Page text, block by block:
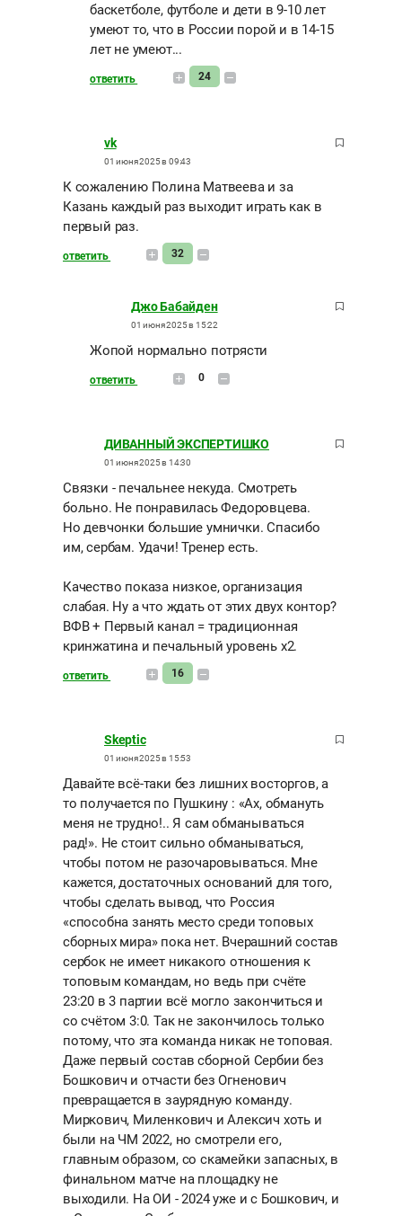
баскетболе, футболе и дети в 9-10 лет
умеют то, что в России порой и в 14-15
лет не умеют...
ответить 24
vk
01 июня 2025 в 09:43
К сожалению Полина Матвеева и за
Казань каждый раз выходит играть как в
первый раз.
ответить 32
Джо Бабайден
01 июня 2025 в 15:22
Жопой нормально потрясти
ответить 0
ДИВАННЫЙ ЭКСПЕРТИШКО
01 июня 2025 в 14:30
Связки - печальнее некуда. Смотреть
больно. Не понравилась Федоровцева.
Но девчонки большие умнички. Спасибо
им, сербам. Удачи! Тренер есть.
Качество показа низкое, организация
слабая. Ну а что ждать от этих двух контор?
ВФВ + Первый канал = традиционная
кринжатина и печальный уровень х2.
ответить 16
Skeptic
01 июня 2025 в 15:53
Давайте всё-таки без лишних восторгов, а
то получается по Пушкину : «Ах, обмануть
меня не трудно!.. Я сам обманываться
рад!». Не стоит сильно обманываться,
чтобы потом не разочаровываться. Мне
кажется, достаточных оснований для того,
чтобы сделать вывод, что Россия
«способна занять место среди топовых
сборных мира» пока нет. Вчерашний состав
сербок не имеет никакого отношения к
топовым командам, но ведь при счёте
23:20 в 3 партии всё могло закончиться и
со счётом 3:0. Так не закончилось только
потому, что эта команда никак не топовая.
Даже первый состав сборной Сербии без
Бошкович и отчасти без Огненович
превращается в заурядную команду.
Миркович, Миленкович и Алексич хоть и
были на ЧМ 2022, но смотрели его,
главным образом, со скамейки запасных, в
финальном матче на площадку не
выходили. На ОИ - 2024 уже и с Бошкович, и